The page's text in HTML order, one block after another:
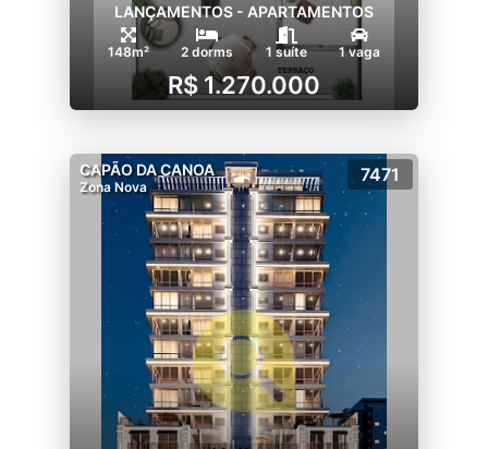
LANÇAMENTOS - APARTAMENTOS
148m² 2 dorms 1 suíte 1 vaga
R$ 1.270.000
CAPÃO DA CANOA
Zona Nova
7471